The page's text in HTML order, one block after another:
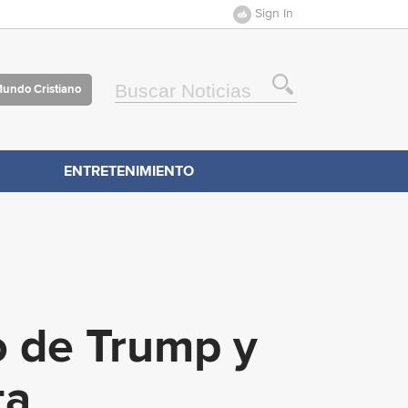
Sign In
Cristiano
ENTRETENIMIENTO
Trump y